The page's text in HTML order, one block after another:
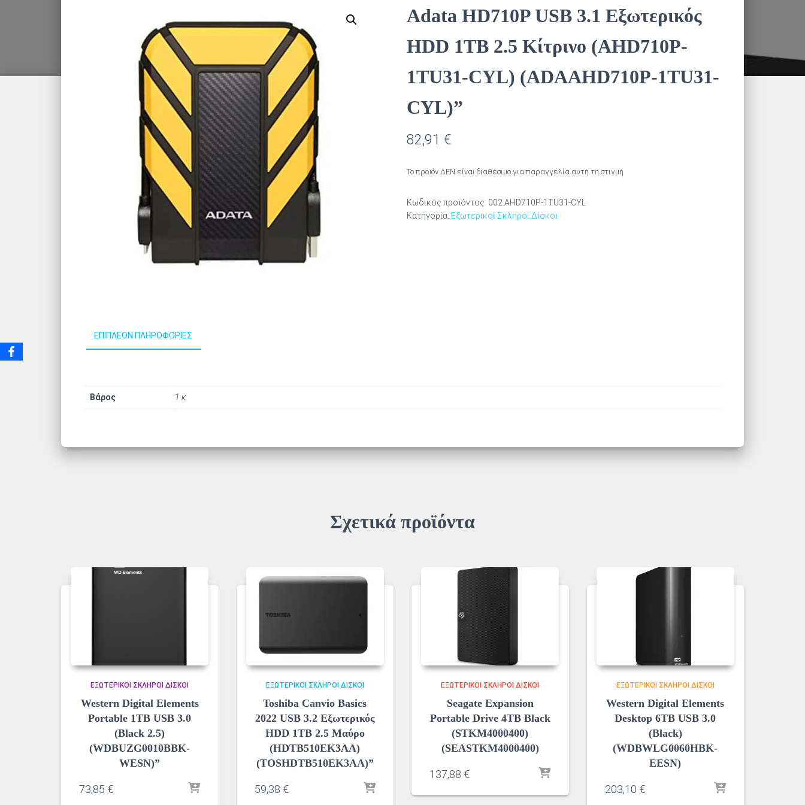
Adata HD710P USB 3.1 Εξωτερικός
HDD 1TB 2.5 Κίτρινο (AHD710P-
1TU31-CYL) (ADAAHD710P-1TU31-
CYL)”
82,91 €
Το προϊόν ΔΕΝ είναι διαθέσιμο για παραγγελία αυτή τη στιγμή
Κωδικός προϊόντος: 002.AHD710P-1TU31-CYL
Κατηγορία: Εξωτερικοί Σκληροί Δίσκοι
ΕΠΙΠΛΈΟΝ ΠΛΗΡΟΦΟΡΊΕΣ
Βάρος 1 κ.
Σχετικά προϊόντα
ΕΞΩΤΕΡΙΚΟΊ ΣΚΛΗΡΟΊ ΔΊΣΚΟΙ
Western Digital Elements
Portable 1TB USB 3.0
(Black 2.5)
(WDBUZG0010BBK-
WESN)”
73,85 €
ΕΞΩΤΕΡΙΚΟΊ ΣΚΛΗΡΟΊ ΔΊΣΚΟΙ
Toshiba Canvio Basics
2022 USB 3.2 Εξωτερικός
HDD 1TB 2.5 Μαύρο
(HDTB510EK3AA)
(TOSHDTB510EK3AA)”
59,38 €
ΕΞΩΤΕΡΙΚΟΊ ΣΚΛΗΡΟΊ ΔΊΣΚΟΙ
Seagate Expansion
Portable Drive 4TB Black
(STKM4000400)
(SEASTKM4000400)
137,88 €
ΕΞΩΤΕΡΙΚΟΊ ΣΚΛΗΡΟΊ ΔΊΣΚΟΙ
Western Digital Elements
Desktop 6TB USB 3.0
(Black)
(WDBWLG0060HBK-
EESN)
203,10 €